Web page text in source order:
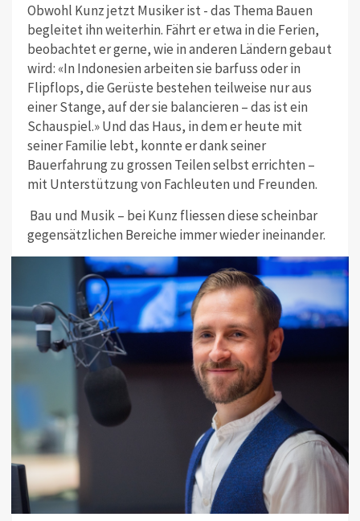
Obwohl Kunz jetzt Musiker ist - das Thema Bauen
begleitet ihn weiterhin. Fährt er etwa in die Ferien,
beobachtet er gerne, wie in anderen Ländern gebaut
wird: «In Indonesien arbeiten sie barfuss oder in
Flipflops, die Gerüste bestehen teilweise nur aus
einer Stange, auf der sie balancieren – das ist ein
Schauspiel.» Und das Haus, in dem er heute mit
seiner Familie lebt, konnte er dank seiner
Bauerfahrung zu grossen Teilen selbst errichten –
mit Unterstützung von Fachleuten und Freunden.
Bau und Musik – bei Kunz fliessen diese scheinbar
gegensätzlichen Bereiche immer wieder ineinander.